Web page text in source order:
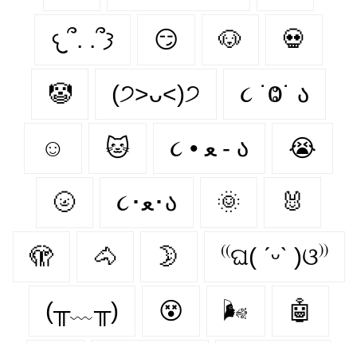
𐔌՞. .՞𐦯 😏 🐶 💀
🤡 (੭˃ᴗ˂)੭ ૮ ˙Ⱉ˙ ა
☺ 🐱 ૮ • ﻌ - ა 😭
🌝 ૮･ﻌ･ა 🌞 🐰
🫣 🐴 🌛 ⁽⁽ଘ( ˊᵕˋ )ଓ⁾⁾
(╥﹏╥) 😵‍ 🌬 🤖